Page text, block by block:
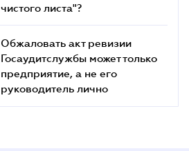
чистого листа"?
Обжаловать акт ревизии
Госаудитслужбы может только
предприятие, а не его
руководитель лично